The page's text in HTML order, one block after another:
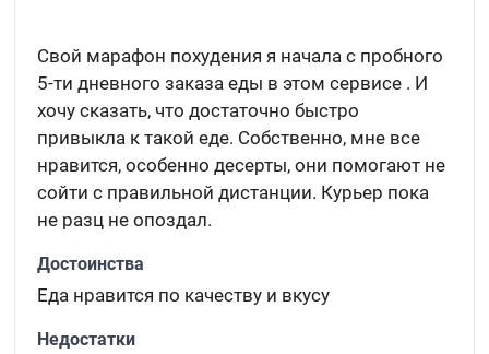
Свой марафон похудения я начала с пробного
5-ти дневного заказа еды в этом сервисе . И
хочу сказать, что достаточно быстро
привыкла к такой еде. Собственно, мне все
нравится, особенно десерты, они помогают не
сойти с правильной дистанции. Курьер пока
не разц не опоздал.
Достоинства
Еда нравится по качеству и вкусу
Недостатки